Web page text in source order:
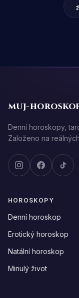
muj-
Denní horoskopy,
Založeno na
HOROSKOPY
Denní horoskop
Erotický horoskop
Natální horoskop
Minulý život